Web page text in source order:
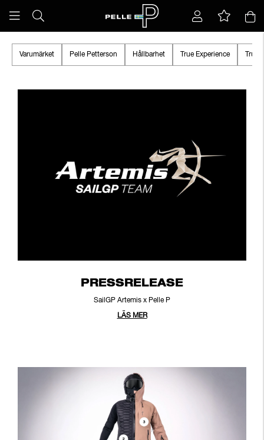
Varumärket Pelle Petterson Hållbarhet True Experience True
PRESSRELEASE
SailGP Artemis x Pelle P
LÄS MER